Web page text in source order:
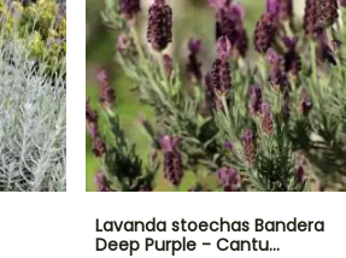
Lavanda stoechas Bandera
Deep Purple - Cantu…